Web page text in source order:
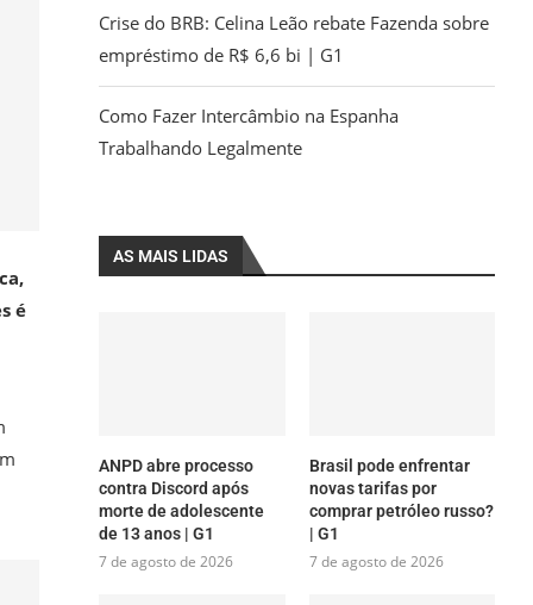
é
Crise do BRB: Celina Leão rebate Fazenda sobre
empréstimo de R$ 6,6 bi | G1
Como Fazer Intercâmbio na Espanha
Trabalhando Legalmente
AS MAIS LIDAS
ANPD abre processo
contra Discord após
morte de adolescente
de 13 anos | G1
7 de agosto de 2026
Brasil pode enfrentar
novas tarifas por
comprar petróleo russo?
| G1
7 de agosto de 2026